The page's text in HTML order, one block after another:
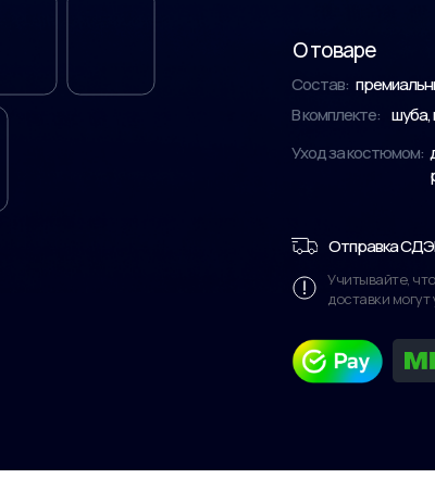
Уход за костюмом:
В комплекте: шуба,
Состав:
О товаре
Учитывайте,
доставки
Отправка